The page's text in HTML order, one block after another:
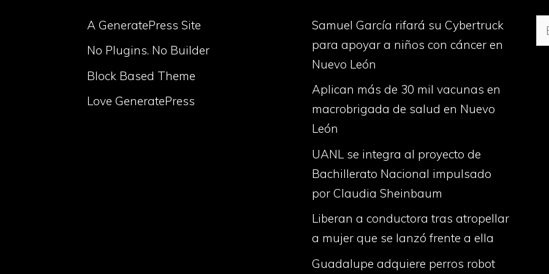
A GeneratePress Site
No Plugins. No Builder
Block Based Theme
Love GeneratePress
Samuel García rifará su Cybertruck
para apoyar a niños con cáncer en
Nuevo León
Aplican más de 30 mil vacunas en
macrobrigada de salud en Nuevo
León
UANL se integra al proyecto de
Bachillerato Nacional impulsado
por Claudia Sheinbaum
Liberan a conductora tras atropellar
a mujer que se lanzó frente a ella
Guadalupe adquiere perros robot